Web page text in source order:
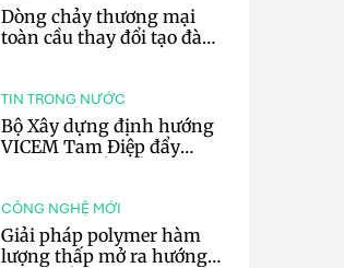
Dòng chảy thương mại
toàn cầu thay đổi tạo đà
TIN TRONG NƯỚC
Bộ Xây dựng định hướng
VICEM Tam Điệp đẩy
CÔNG NGHỆ MỚI
Giải pháp polymer hàm
lượng thấp mở ra hướng